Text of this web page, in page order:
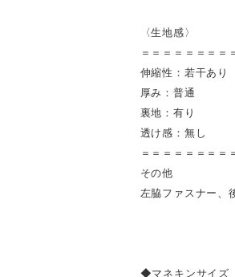
〈生地感〉
＝＝＝＝＝＝＝＝
伸縮性：若干あり
厚み：普通
裏地：有り
透け感：無し
＝＝＝＝＝＝＝＝
その他
左脇ファスナー、
◆マネキンサイズ